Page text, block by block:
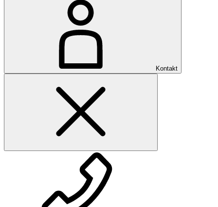
Kontakt